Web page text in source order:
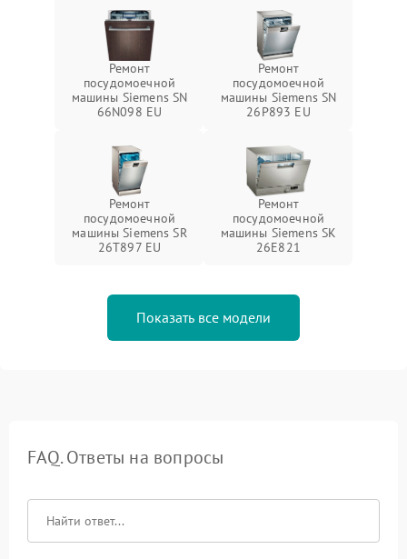
Ремонт
посудомоечной
машины Siemens SN
66N098 EU
Ремонт
посудомоечной
машины Siemens SN
26P893 EU
Ремонт
посудомоечной
машины Siemens SR
26T897 EU
Ремонт
посудомоечной
машины Siemens SK
26E821
Показать все модели
FAQ. Ответы на вопросы